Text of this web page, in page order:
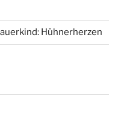
Hühnerherzen